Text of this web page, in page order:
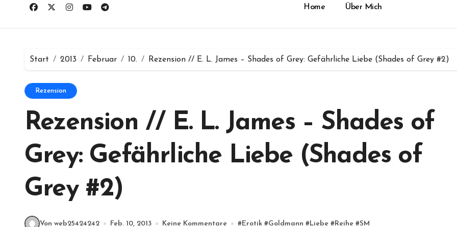
Home Über Mich
Start 2013 Februar 10. Rezension // E. L. James – Shades of Grey: Gefährliche Liebe (Shades of Grey #2)
Rezension
Rezension // E. L. James – Shades of
Grey: Gefährliche Liebe (Shades of
Grey #2)
Von web25424242 Feb. 10, 2013 Keine Kommentare #Erotik #Goldmann #Liebe #Reihe #SM